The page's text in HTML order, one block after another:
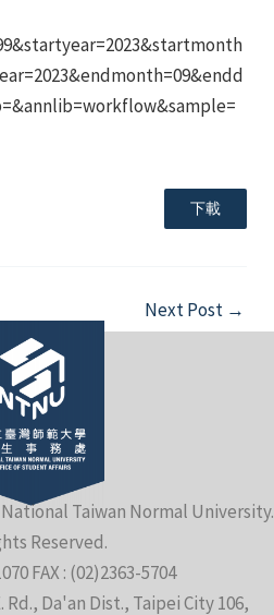
下載
Next Post →
Taiwan Normal University.
Reserved.
FAX : (02)2363-5704
Rd., Da'an Dist., Taipei City 106,